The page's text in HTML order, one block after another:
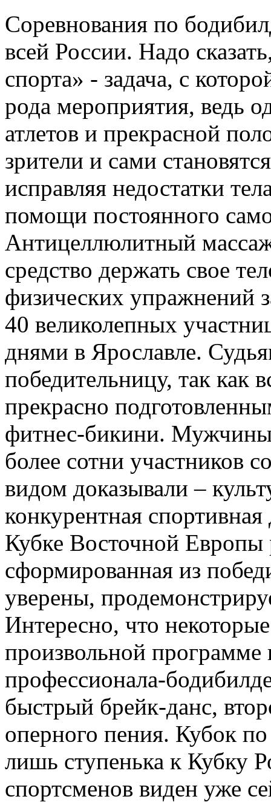
Соревнования по
всей России. Надо
спорта» - задача, с
рода мероприятия, ведь
атлетов и прекрасной
зрители и сами
исправляя недостатки
помощи постоянного
Антицеллюлитный
средство держать свое
физических упражнений
40 великолепных
днями в Ярославле.
победительницу, так как
прекрасно
фитнес-бикини.
более сотни участников
видом доказывали –
конкурентная
Кубке Восточной Европы
сформированная из
уверены,
Интересно, что
произвольной программе
профессионала-
быстрый брейк-данс,
оперного пения. Кубок
лишь ступенька к Кубку
спортсменов виден уже